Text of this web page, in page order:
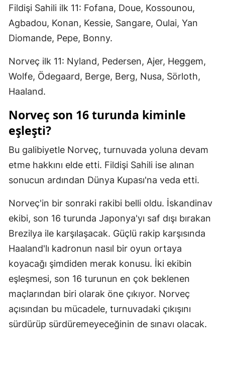
Sakarya
Samsun
Siirt
Sinop
Tokat
Trabzon
Tunceli
Şanlıurfa
Uşak
Van
Yozgat
Zonguldak
Aksaray
Bayburt
Fildişi Sahili ilk 11: Fofana, Doue, Kossounou,
Agbadou, Konan, Kessie, Sangare, Oulai, Yan
Diomande, Pepe, Bonny.
Norveç ilk 11: Nyland, Pedersen, Ajer, Heggem,
Wolfe, Ödegaard, Berge, Berg, Nusa, Sörloth,
Haaland.
Norveç son 16 turunda kiminle
eşleşti?
Bu galibiyetle Norveç, turnuvada yoluna devam
etme hakkını elde etti. Fildişi Sahili ise alınan
sonucun ardından Dünya Kupası'na veda etti.
Norveç'in bir sonraki rakibi belli oldu. İskandinav
ekibi, son 16 turunda Japonya'yı saf dışı bırakan
Brezilya ile karşılaşacak. Güçlü rakip karşısında
Haaland'lı kadronun nasıl bir oyun ortaya
koyacağı şimdiden merak konusu. İki ekibin
eşleşmesi, son 16 turunun en çok beklenen
maçlarından biri olarak öne çıkıyor. Norveç
açısından bu mücadele, turnuvadaki çıkışını
sürdürüp sürdüremeyeceğinin de sınavı olacak.